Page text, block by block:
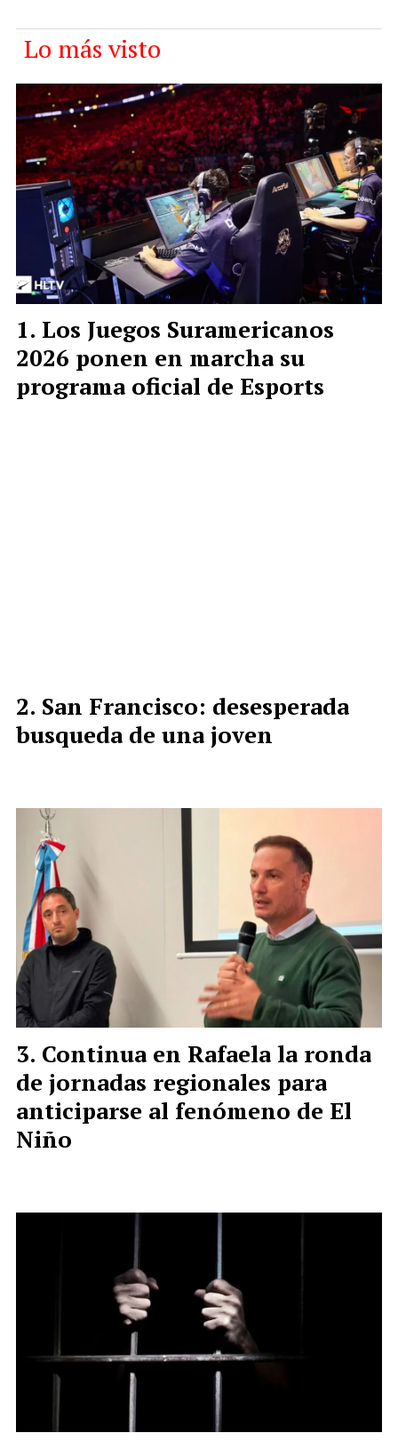
Lo más visto
Los Juegos Suramericanos
2026 ponen en marcha su
programa oficial de Esports
San Francisco: desesperada
busqueda de una joven
Continua en Rafaela la ronda
de jornadas regionales para
anticiparse al fenómeno de El
Niño